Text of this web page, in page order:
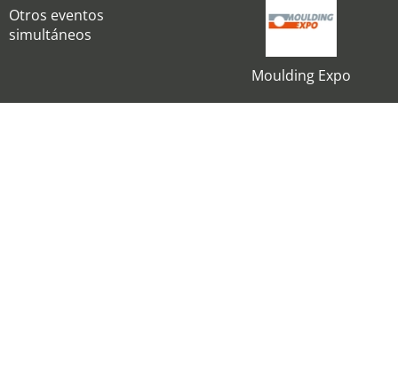
Otros eventos
simultáneos
Moulding Expo